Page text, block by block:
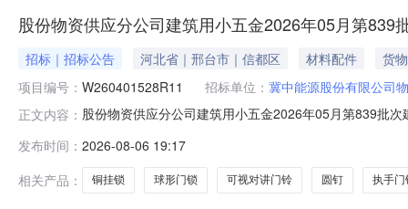
股份物资供应分公司建筑用小五金2026年05月第839
招标｜招标公告 河北省｜邢台市｜信都区 材料配件
货物
项目编号： W260401528R11 招标单位： 冀中能源股份有限公司
正文内容： 股份物资供应分公司建筑用小五金2026年05月第839批
100018225铁挂锁75mm把30.0002026-09-30MA:否;产
发布时间： 2026-08-06 19:17
相关产品：
铜挂锁 球形门锁 可视对讲门铃 圆钉 执手门